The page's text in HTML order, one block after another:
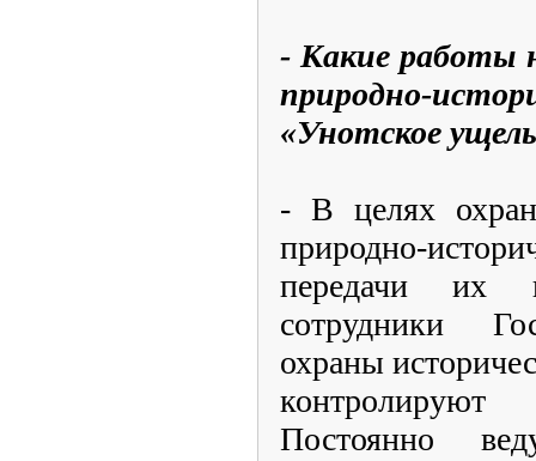
- Какие работы
природно-
«Унотское
- В целях
природно-
передачи их
сотрудники
охраны
Постоянно